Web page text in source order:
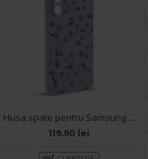
Husa spate pentru Samsung Galaxy S24 Ultra - Happy case
119.90 lei